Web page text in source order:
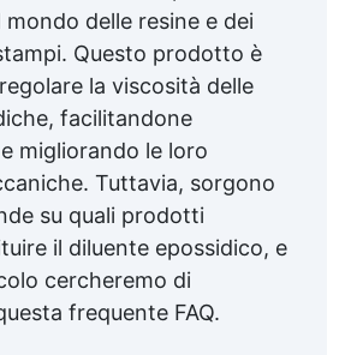
mondo delle resine e dei
Questo prodotto è
la viscosità delle
facilitandone
e migliorando le loro
Tuttavia, sorgono
su quali prodotti
il diluente epossidico, e
cercheremo di
frequente FAQ.